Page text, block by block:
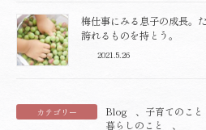
梅仕事にみる息子の成長。
誇れるものを持とう。
2021.5.26
カテゴリー Blog 、 子育てのこと
暮らしのこと
、